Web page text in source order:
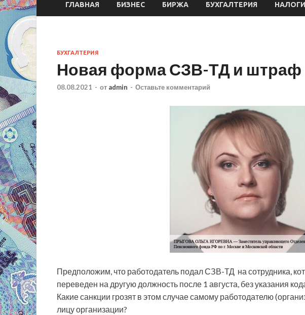
ГЛАВНАЯ БИЗНЕС БИРЖА БУХГАЛТЕРИЯ НАЛОГИ
БУХГАЛТЕРИЯ
Новая форма СЗВ-ТД и штраф
08.08.2021 - от admin - Оставьте комментарий
Предположим, что работодатель подал СЗВ-ТД на сотрудника,
переведен на другую должность после 1 августа, без указания
Какие санкции грозят в этом случае самому работодателю
лицу организации?